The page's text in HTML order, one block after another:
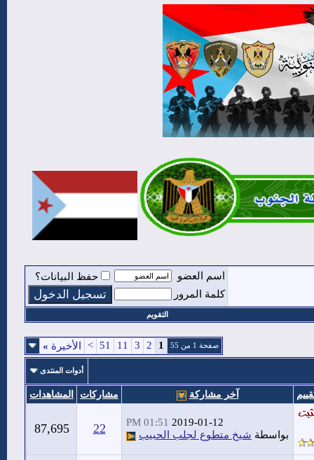
اسم العضو
حفظ البيانات؟
كلمة المرور
التقويم
صفحة 1 من 55 1
2
3
11
51
> الأخيرة »
أدوات المنتدى
آخر مشاركة مشاركات المشاهدات
2019-01-12
01:51 PM
بواسطة شيخ متطوع لجلب الحبيب 22
87,695